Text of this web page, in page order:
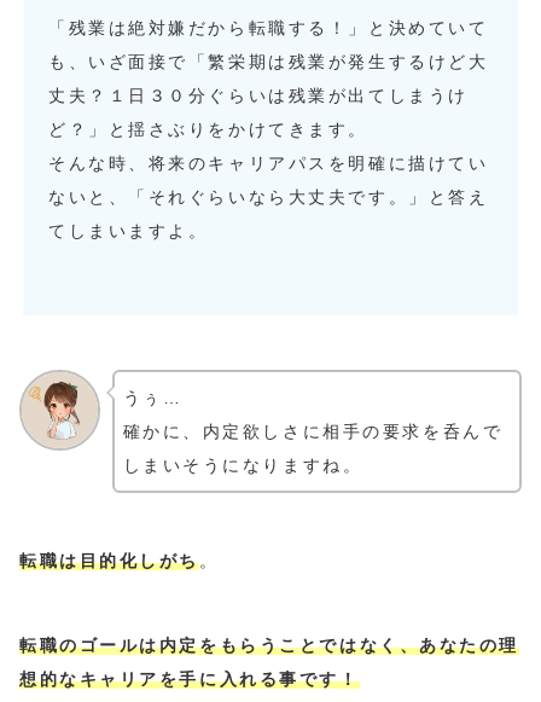
「残業は絶対嫌だから転職する！」と決めていて
も、いざ面接で「繁栄期は残業が発生するけど大
丈夫？１日３０分ぐらいは残業が出てしまうけ
ど？」と揺さぶりをかけてきます。
そんな時、将来のキャリアパスを明確に描けてい
ないと、「それぐらいなら大丈夫です。」と答え
てしまいますよ。
うぅ…
確かに、内定欲しさに相手の要求を呑んで
しまいそうになりますね。
転職は目的化しがち。
転職のゴールは内定をもらうことではなく、あなたの理
想的なキャリアを手に入れる事です！